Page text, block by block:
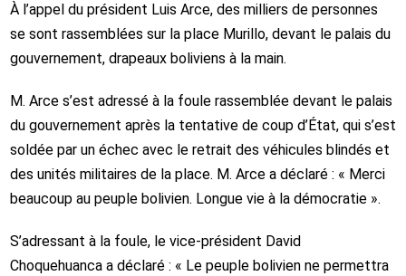
À l’appel du président Luis Arce, des milliers de personnes
se sont rassemblées sur la place Murillo, devant le palais du
gouvernement, drapeaux boliviens à la main.
M. Arce s’est adressé à la foule rassemblée devant le palais
du gouvernement après la tentative de coup d’État, qui s’est
soldée par un échec avec le retrait des véhicules blindés et
des unités militaires de la place. M. Arce a déclaré : « Merci
beaucoup au peuple bolivien. Longue vie à la démocratie ».
S’adressant à la foule, le vice-président David
Choquehuanca a déclaré : « Le peuple bolivien ne permettra